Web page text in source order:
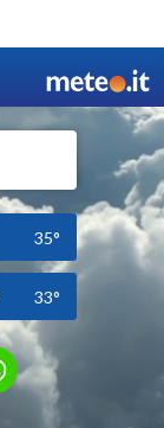
35°
33°